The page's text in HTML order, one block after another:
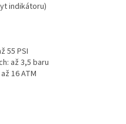
indikátoru)
55 PSI
až 3,5 baru
16 ATM